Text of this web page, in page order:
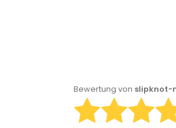
Bewertung von slipknot-